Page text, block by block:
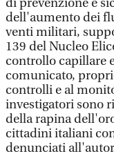
di prevenzione e
dell'aumento dei
venti militari,
139 del Nucleo
controllo capillare
comunicato,
controlli e al
investigatori sono
della rapina
cittadini italiani
denunciati